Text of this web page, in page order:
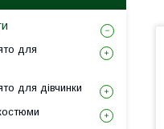
для
для дівчинки